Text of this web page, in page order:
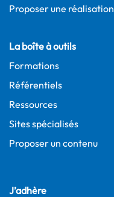
Proposer une réalisation
La boîte à outils
Formations
Référentiels
Ressources
Sites spécialisés
Proposer un contenu
J’adhère